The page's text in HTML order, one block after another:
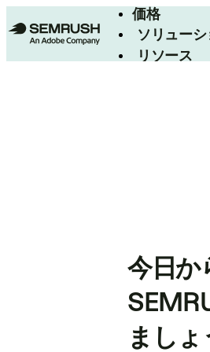
価格
ソリューシ
リソース
今日か
ましょ